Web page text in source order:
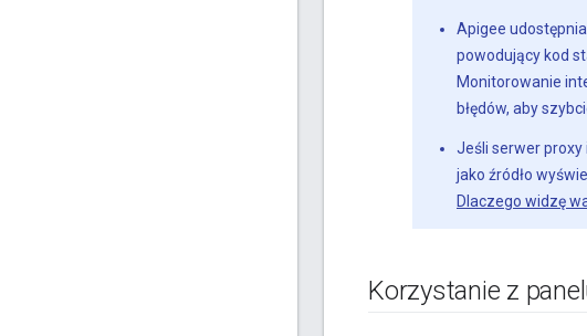
Apigee
powodujący kod
Monitorowanie
błędów, aby
Jeśli serwer proxy
jako źródło
Dlaczego widzę
Korzystanie z